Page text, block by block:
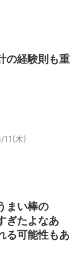
の経験則も重
木)
まい棒の
ぎたよなあ
る可能性もあ